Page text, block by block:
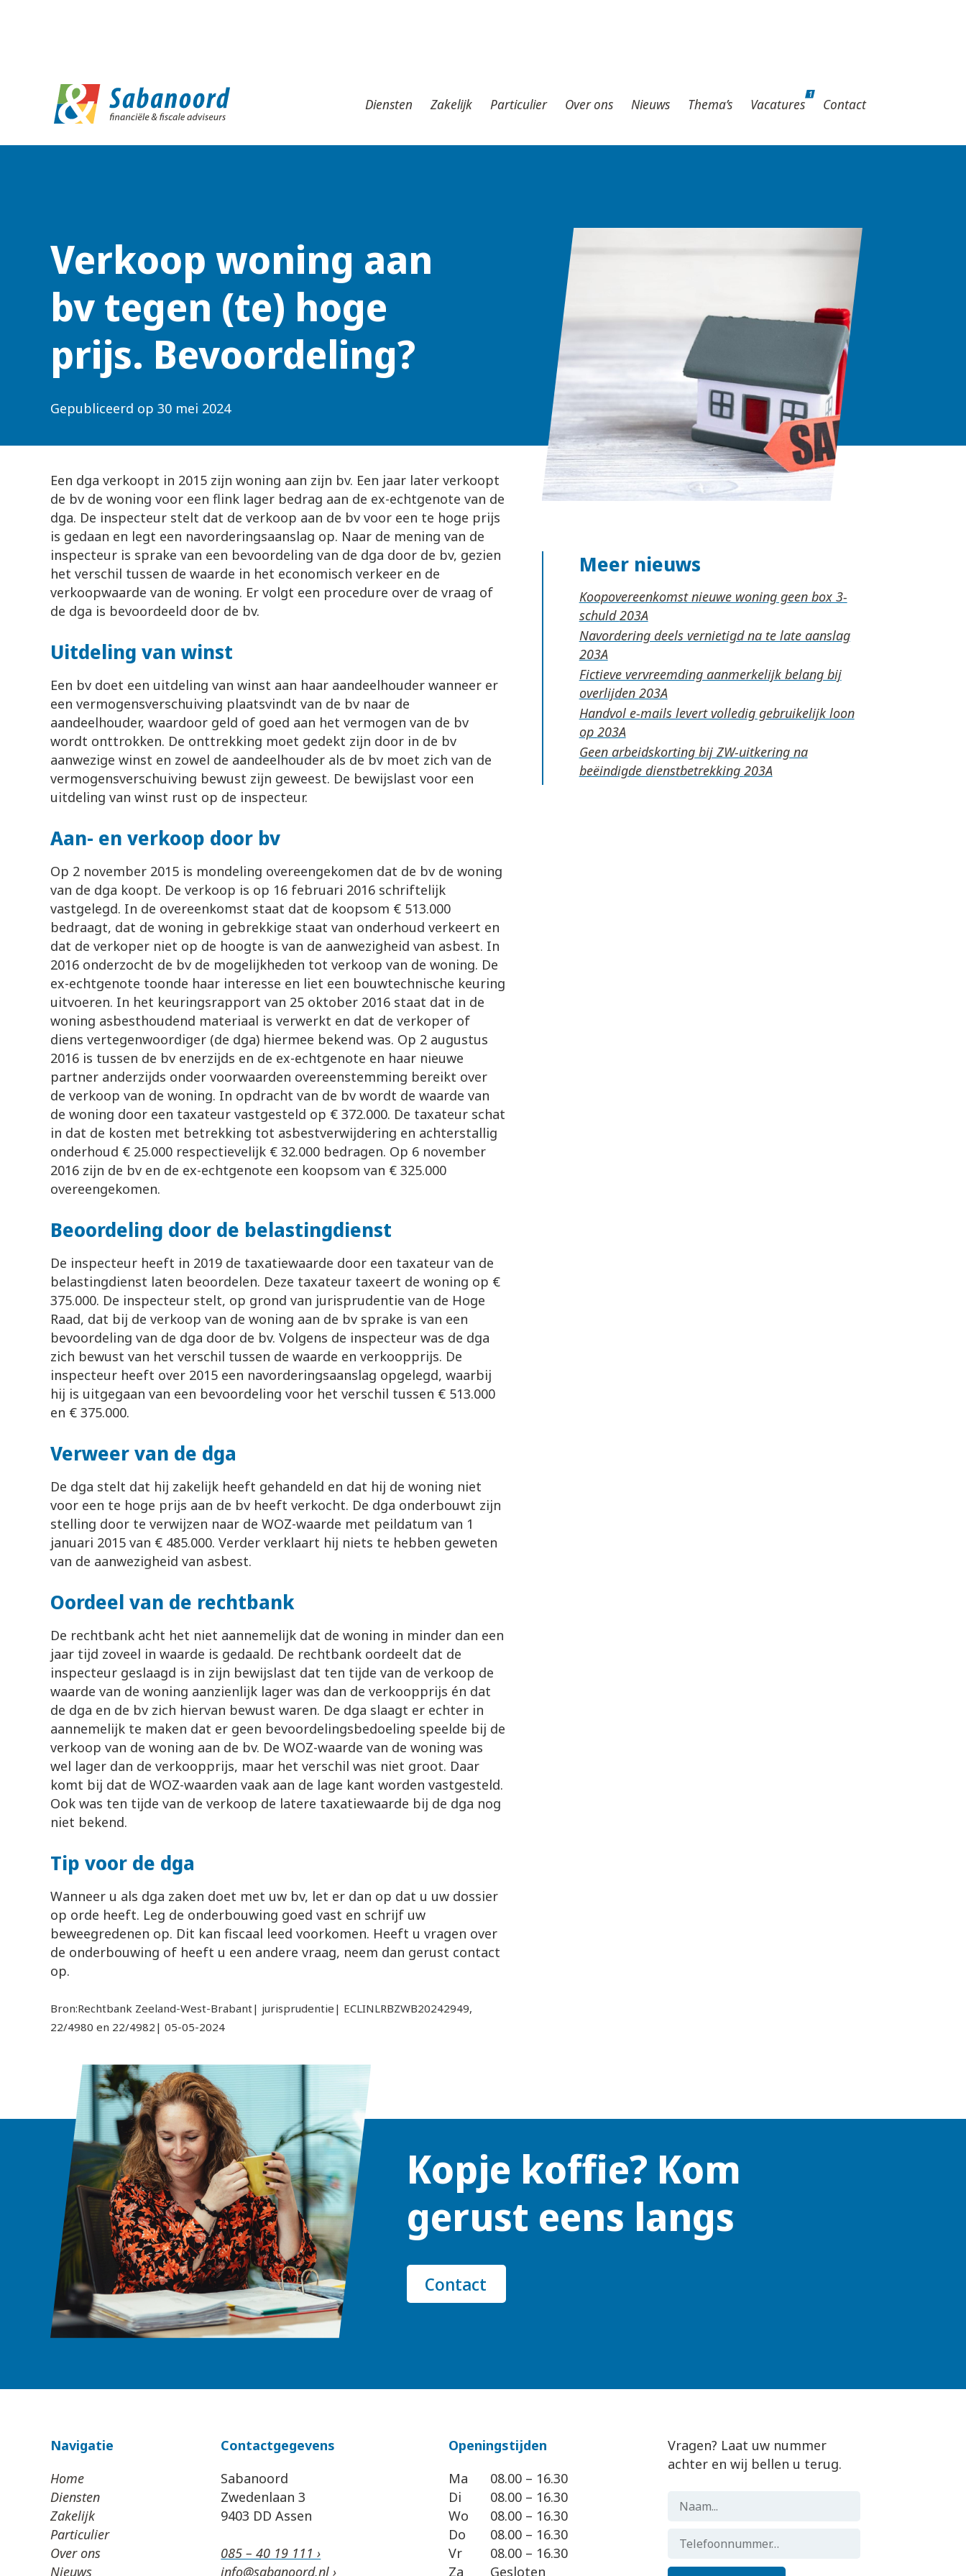
Diensten Zakelijk Particulier Over ons Nieuws Thema’s Vacatures
1
Contact
Verkoop woning aan
bv tegen (te) hoge
prijs. Bevoordeling?
Gepubliceerd op 30 mei 2024
Een dga verkoopt in 2015 zijn woning aan zijn bv. Een jaar later verkoopt
de bv de woning voor een flink lager bedrag aan de ex-echtgenote van de
dga. De inspecteur stelt dat de verkoop aan de bv voor een te hoge prijs
is gedaan en legt een navorderingsaanslag op. Naar de mening van de
inspecteur is sprake van een bevoordeling van de dga door de bv, gezien
het verschil tussen de waarde in het economisch verkeer en de
verkoopwaarde van de woning. Er volgt een procedure over de vraag of
de dga is bevoordeeld door de bv.
Uitdeling van winst
Een bv doet een uitdeling van winst aan haar aandeelhouder wanneer er
een vermogensverschuiving plaatsvindt van de bv naar de
aandeelhouder, waardoor geld of goed aan het vermogen van de bv
wordt onttrokken. De onttrekking moet gedekt zijn door in de bv
aanwezige winst en zowel de aandeelhouder als de bv moet zich van de
vermogensverschuiving bewust zijn geweest. De bewijslast voor een
uitdeling van winst rust op de inspecteur.
Aan- en verkoop door bv
Op 2 november 2015 is mondeling overeengekomen dat de bv de woning
van de dga koopt. De verkoop is op 16 februari 2016 schriftelijk
vastgelegd. In de overeenkomst staat dat de koopsom € 513.000
bedraagt, dat de woning in gebrekkige staat van onderhoud verkeert en
dat de verkoper niet op de hoogte is van de aanwezigheid van asbest. In
2016 onderzocht de bv de mogelijkheden tot verkoop van de woning. De
ex-echtgenote toonde haar interesse en liet een bouwtechnische keuring
uitvoeren. In het keuringsrapport van 25 oktober 2016 staat dat in de
woning asbesthoudend materiaal is verwerkt en dat de verkoper of
diens vertegenwoordiger (de dga) hiermee bekend was. Op 2 augustus
2016 is tussen de bv enerzijds en de ex-echtgenote en haar nieuwe
partner anderzijds onder voorwaarden overeenstemming bereikt over
de verkoop van de woning. In opdracht van de bv wordt de waarde van
de woning door een taxateur vastgesteld op € 372.000. De taxateur schat
in dat de kosten met betrekking tot asbestverwijdering en achterstallig
onderhoud € 25.000 respectievelijk € 32.000 bedragen. Op 6 november
2016 zijn de bv en de ex-echtgenote een koopsom van € 325.000
overeengekomen.
Beoordeling door de belastingdienst
De inspecteur heeft in 2019 de taxatiewaarde door een taxateur van de
belastingdienst laten beoordelen. Deze taxateur taxeert de woning op €
375.000. De inspecteur stelt, op grond van jurisprudentie van de Hoge
Raad, dat bij de verkoop van de woning aan de bv sprake is van een
bevoordeling van de dga door de bv. Volgens de inspecteur was de dga
zich bewust van het verschil tussen de waarde en verkoopprijs. De
inspecteur heeft over 2015 een navorderingsaanslag opgelegd, waarbij
hij is uitgegaan van een bevoordeling voor het verschil tussen € 513.000
en € 375.000.
Verweer van de dga
De dga stelt dat hij zakelijk heeft gehandeld en dat hij de woning niet
voor een te hoge prijs aan de bv heeft verkocht. De dga onderbouwt zijn
stelling door te verwijzen naar de WOZ-waarde met peildatum van 1
januari 2015 van € 485.000. Verder verklaart hij niets te hebben geweten
van de aanwezigheid van asbest.
Oordeel van de rechtbank
De rechtbank acht het niet aannemelijk dat de woning in minder dan een
jaar tijd zoveel in waarde is gedaald. De rechtbank oordeelt dat de
inspecteur geslaagd is in zijn bewijslast dat ten tijde van de verkoop de
waarde van de woning aanzienlijk lager was dan de verkoopprijs én dat
de dga en de bv zich hiervan bewust waren. De dga slaagt er echter in
aannemelijk te maken dat er geen bevoordelingsbedoeling speelde bij de
verkoop van de woning aan de bv. De WOZ-waarde van de woning was
wel lager dan de verkoopprijs, maar het verschil was niet groot. Daar
komt bij dat de WOZ-waarden vaak aan de lage kant worden vastgesteld.
Ook was ten tijde van de verkoop de latere taxatiewaarde bij de dga nog
niet bekend.
Tip voor de dga
Wanneer u als dga zaken doet met uw bv, let er dan op dat u uw dossier
op orde heeft. Leg de onderbouwing goed vast en schrijf uw
beweegredenen op. Dit kan fiscaal leed voorkomen. Heeft u vragen over
de onderbouwing of heeft u een andere vraag, neem dan gerust contact
op.
Bron:Rechtbank Zeeland-West-Brabant| jurisprudentie| ECLINLRBZWB20242949,
22/4980 en 22/4982| 05-05-2024
Meer nieuws
Koopovereenkomst nieuwe woning geen box 3-
schuld
Navordering deels vernietigd na te late aanslag
Fictieve vervreemding aanmerkelijk belang bij
overlijden
Handvol e-mails levert volledig gebruikelijk loon
op
Geen arbeidskorting bij ZW-uitkering na
beëindigde dienstbetrekking
Kopje koffie? Kom
gerust eens langs
Contact
Navigatie
Home
Diensten
Zakelijk
Particulier
Over ons
Nieuws
Contactgegevens
Sabanoord
Zwedenlaan 3
9403 DD Assen
085 – 40 19 111 ›
info@sabanoord.nl ›
Openingstijden
Ma
Di
Wo
Do
Vr
Za
08.00 – 16.30
08.00 – 16.30
08.00 – 16.30
08.00 – 16.30
08.00 – 16.30
Gesloten
Vragen? Laat uw nummer
achter en wij bellen u terug.